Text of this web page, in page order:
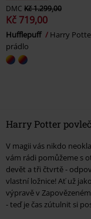
DMC Kč 1.299,00
Kč 719,00
Hufflepuff Harry
prádlo
Harry Potter
V magii vás nikdo
vám rádi pomůžeme s
devět a tři čtvrtě -
vlastní ložnice! Ať už
výpravě v
- teď je čas zútulnit si